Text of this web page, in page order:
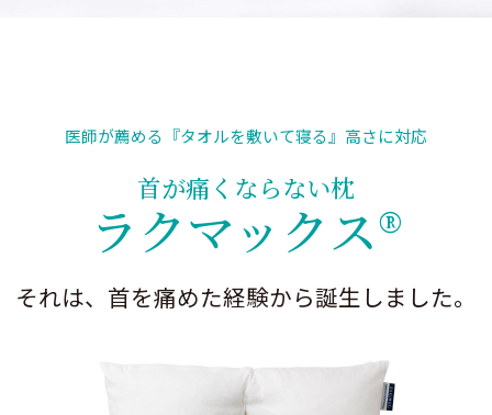
医師が薦める 『タオルを敷いて寝る』高さに対応
首が痛くならない枕
ラクマックス®
それは、首を痛めた経験から誕生しました。